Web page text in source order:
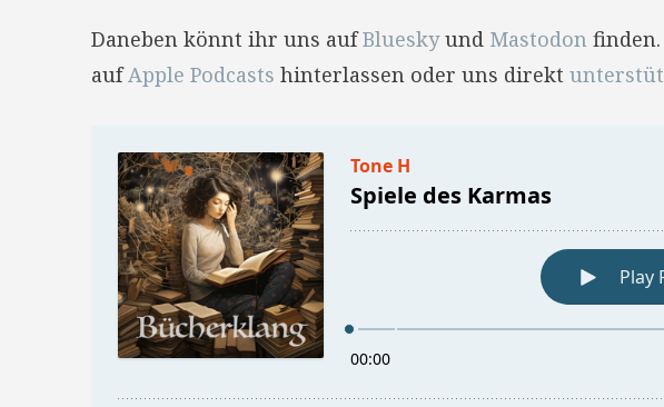
Daneben könnt ihr uns aufBlueskyund Mastodon
aufApple Podcasts hinterlassen oder uns direkt